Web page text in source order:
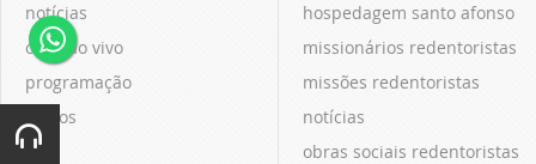
notícias
ouça ao vivo
programação
vídeos
hospedagem santo afonso
missionários redentoristas
missões redentoristas
notícias
obras sociais redentoristas